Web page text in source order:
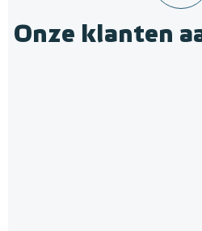
Onze klanten